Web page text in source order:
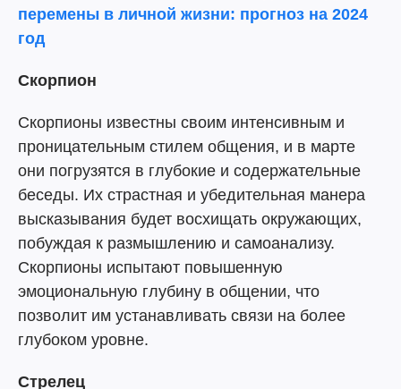
перемены в личной жизни: прогноз на 2024
год
Скорпион
Скорпионы известны своим интенсивным и
проницательным стилем общения, и в марте
они погрузятся в глубокие и содержательные
беседы. Их страстная и убедительная манера
высказывания будет восхищать окружающих,
побуждая к размышлению и самоанализу.
Скорпионы испытают повышенную
эмоциональную глубину в общении, что
позволит им устанавливать связи на более
глубоком уровне.
Стрелец